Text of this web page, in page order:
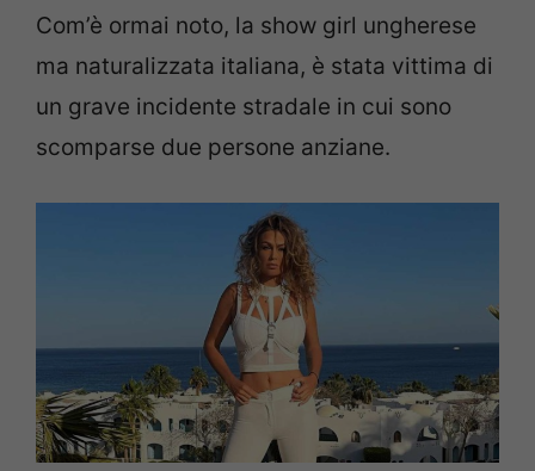
Com’è ormai noto, la show girl ungherese
ma naturalizzata italiana, è stata vittima di
un grave incidente stradale in cui sono
scomparse due persone anziane.